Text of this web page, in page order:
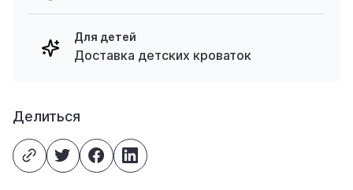
Для детей
Доставка детских кроваток
Делиться